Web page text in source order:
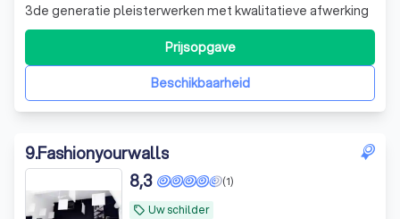
3de generatie pleisterwerken met kwalitatieve afwerking
Beschikbaarheid
Prijsopgave
9.Fashionyourwalls
local_offer Uw schilder
(1)
8,3